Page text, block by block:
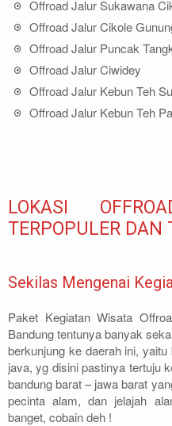
Offroad Jalur Sukawana
Offroad Jalur Cikole
Offroad Jalur Puncak
Offroad Jalur Ciwidey
Offroad Jalur Kebun Teh
Offroad Jalur Kebun Teh
LOKASI
TERPOPULER DAN
Sekilas Mengenai
Paket Kegiatan Wisata
Bandung tentunya banyak
berkunjung ke daerah ini,
java, yg disini pastinya tertuju
bandung barat – jawa barat
pecinta alam, dan jelajah
banget, cobain deh !